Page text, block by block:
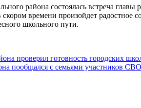
района состоялась встреча
времени произойдет радостное
школьного пути.
проверил готовность городских
пообщался с семьями участников СВО